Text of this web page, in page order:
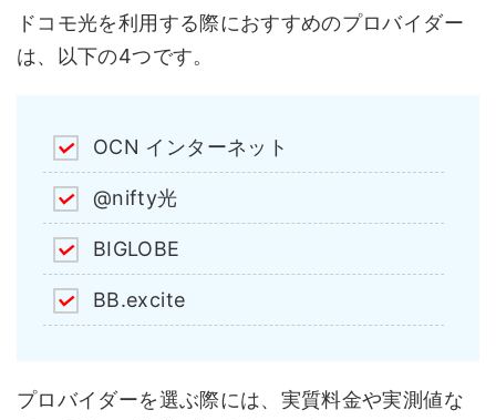
ドコモ光を利用する際におすすめのプロバイダー
は、以下の4つです。
OCN インターネット
@nifty光
BIGLOBE
BB.excite
プロバイダーを選ぶ際には、実質料金や実測値な